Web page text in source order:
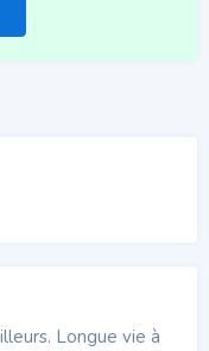
Longue vie à